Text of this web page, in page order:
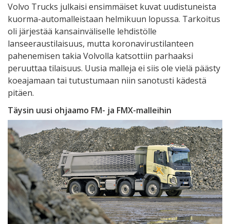
Volvo Trucks julkaisi ensimmäiset kuvat uudistuneista
kuorma-automalleistaan helmikuun lopussa. Tarkoitus
oli järjestää kansainväliselle lehdistölle
lanseeraustilaisuus, mutta koronavirustilanteen
pahenemisen takia Volvolla katsottiin parhaaksi
peruuttaa tilaisuus. Uusia malleja ei siis ole vielä päästy
koeajamaan tai tutustumaan niin sanotusti kädestä
pitäen.
Täysin uusi ohjaamo FM- ja FMX-malleihin